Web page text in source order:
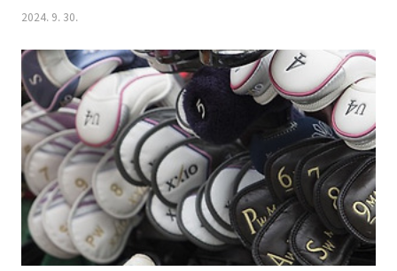
고, 무게가 가벼우며, 미스샷을 최소화할 수 있는 골프채를 선택하는 것
고 있지만, 모든 골프채가 동일한 것은 아니며, 개인의 신체 조건과 스윙
스타일에 따라 적합한 클럽을 선택하는 것이 핵심입니다. 이 가이드에서
는 초보자가 고려해야 할 골프채 선택 기준과 함께 추천 제품들을 소개합
니다. 초보자용 골프채 선택기준관용성 (Forgiveness): 초보자는 정확
한 타격을 기대하기 어려운 경우가 많기 때문에 관용성이 높은 골프채가
필요합니다..
2024. 9. 30.